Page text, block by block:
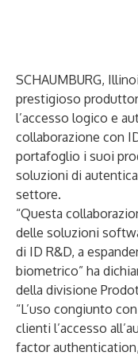
SCHAUMBURG,
prestigioso
l’accesso logico e
collaborazione con
portafoglio i suoi
soluzioni di
settore.
“Questa
delle soluzioni
di ID R&D, a
biometrico” ha
della divisione
“L’uso congiunto
clienti l’accesso
factor